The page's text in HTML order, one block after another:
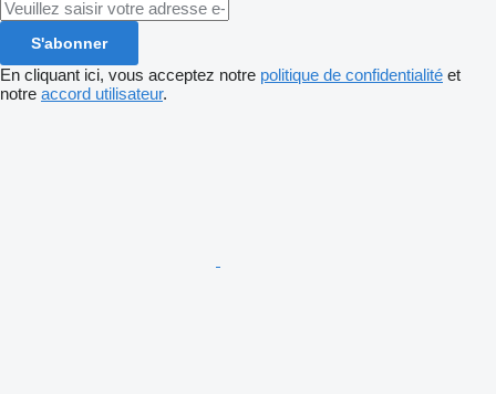
S'abonner
En cliquant ici, vous acceptez notre politique de confidentialité et
notre accord utilisateur.